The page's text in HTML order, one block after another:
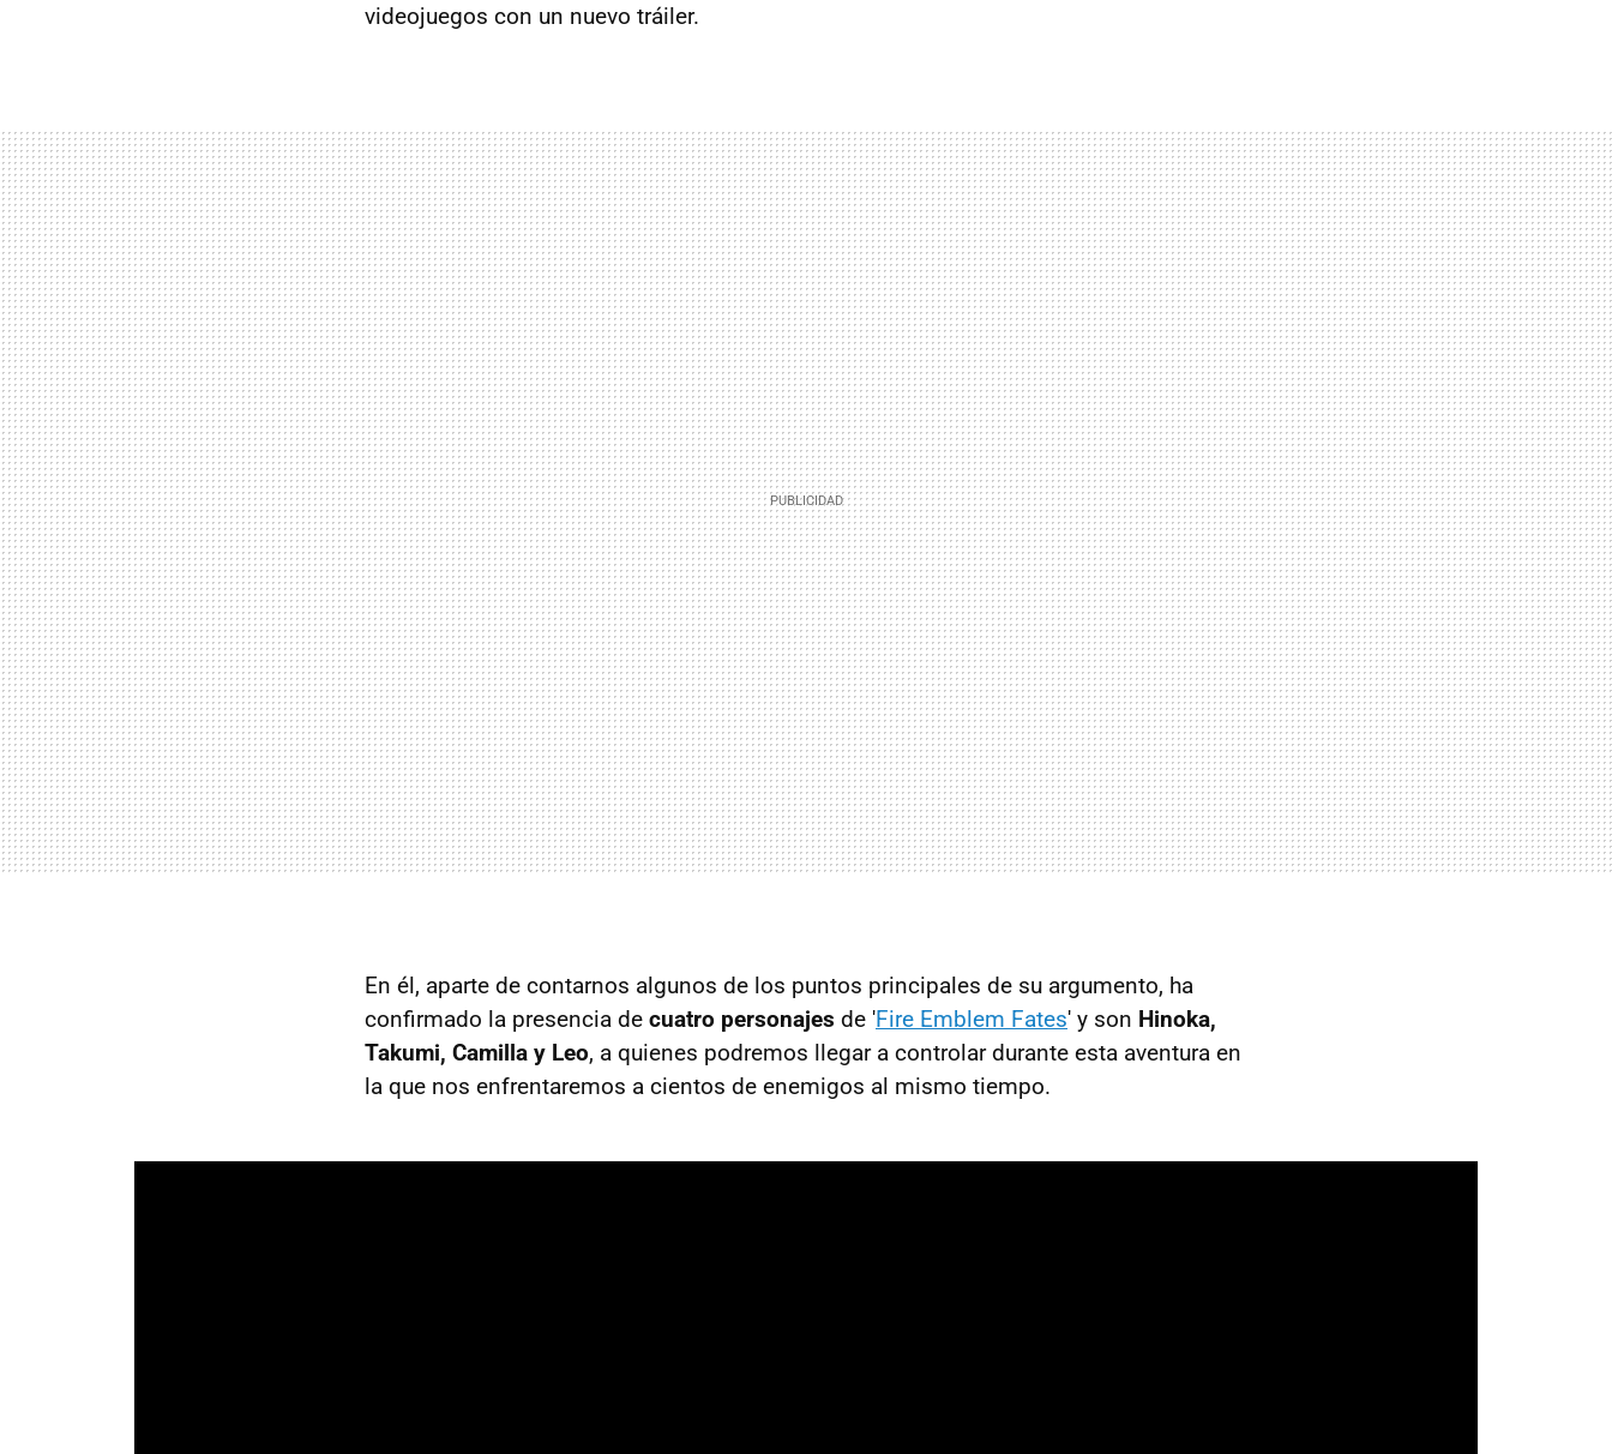
videojuegos con un nuevo tráiler.
En él, aparte de contarnos algunos de los puntos principales de su argumento, ha
confirmado la presencia de cuatro personajes de 'Fire Emblem Fates' y son Hinoka,
Takumi, Camilla y Leo, a quienes podremos llegar a controlar durante esta aventura en
la que nos enfrentaremos a cientos de enemigos al mismo tiempo.